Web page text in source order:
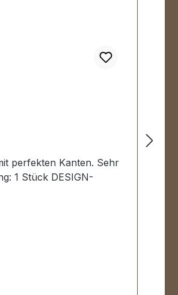
perfekten Kanten. Sehr
1 Stück DESIGN-